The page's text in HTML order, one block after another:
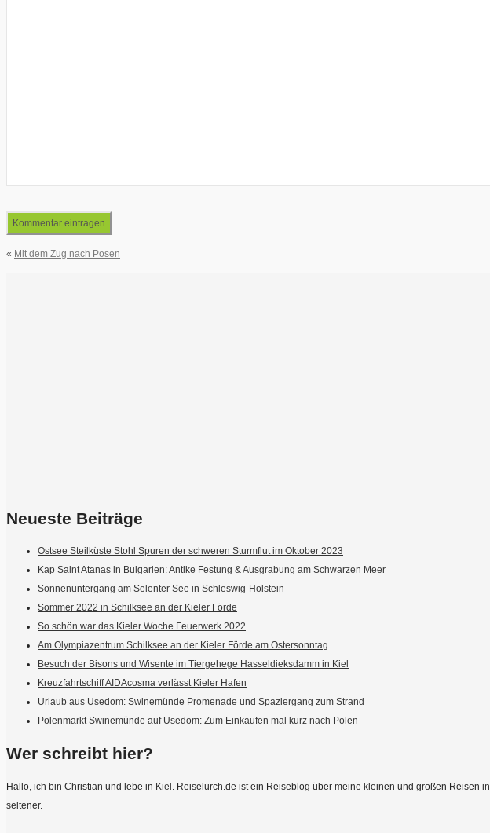
« Mit dem Zug nach Posen
Neueste Beiträge
Ostsee Steilküste Stohl Spuren der schweren Sturmflut im Oktober 2023
Kap Saint Atanas in Bulgarien: Antike Festung & Ausgrabung am Schwarzen Meer
Sonnenuntergang am Selenter See in Schleswig-Holstein
Sommer 2022 in Schilksee an der Kieler Förde
So schön war das Kieler Woche Feuerwerk 2022
Am Olympiazentrum Schilksee an der Kieler Förde am Ostersonntag
Besuch der Bisons und Wisente im Tiergehege Hasseldieksdamm in Kiel
Kreuzfahrtschiff AIDAcosma verlässt Kieler Hafen
Urlaub aus Usedom: Swinemünde Promenade und Spaziergang zum Strand
Polenmarkt Swinemünde auf Usedom: Zum Einkaufen mal kurz nach Polen
Wer schreibt hier?
Hallo, ich bin Christian und lebe in Kiel. Reiselurch.de ist ein Reiseblog über meine kleinen und großen Reisen in
seltener.